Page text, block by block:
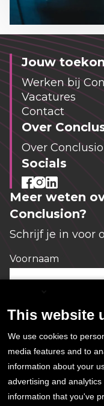
Jouw
Werken bij
Vacatures
Contact
Over
Over
Socials
Meer weten
Conclusion?
Schrijf je in voor
Voornaam
E-mailadres *
Ja, ik geef
opslaan en
This website
We use cookies to
media features and to
information about your
advertising and
information that you've